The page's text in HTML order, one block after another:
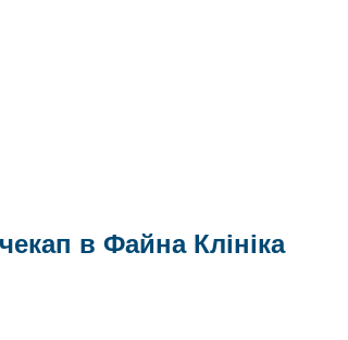
в Файна Клініка